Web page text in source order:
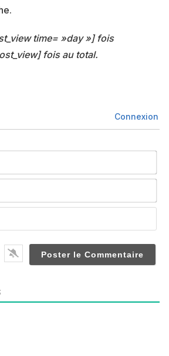
time= »day »] fois
fois au total.
Connexion